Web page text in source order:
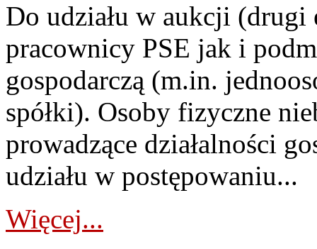
Do udziału w aukcji (drugi
pracownicy PSE jak i
gospodarczą (m.in.
spółki). Osoby fizyczne
prowadzące działalności
udziału w postępowaniu...
Więcej...